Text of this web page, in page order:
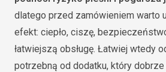
dlatego przed zamówieniem warto
efekt: ciepło, ciszę,
łatwiejszą obsługę. Łatwiej wtedy
potrzebną od dodatku, który